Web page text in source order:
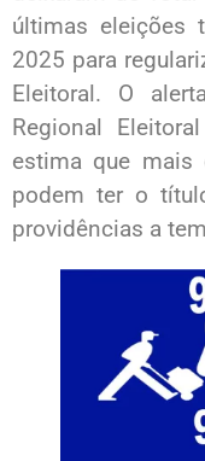
últimas
2025 para
Eleitoral. O
Regional
estima que
podem ter o
providências a